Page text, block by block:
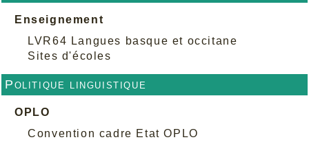
Enseignement
LVR64 Langues basque et occitane
Sites d'écoles
Politique linguistique
OPLO
Convention cadre Etat OPLO